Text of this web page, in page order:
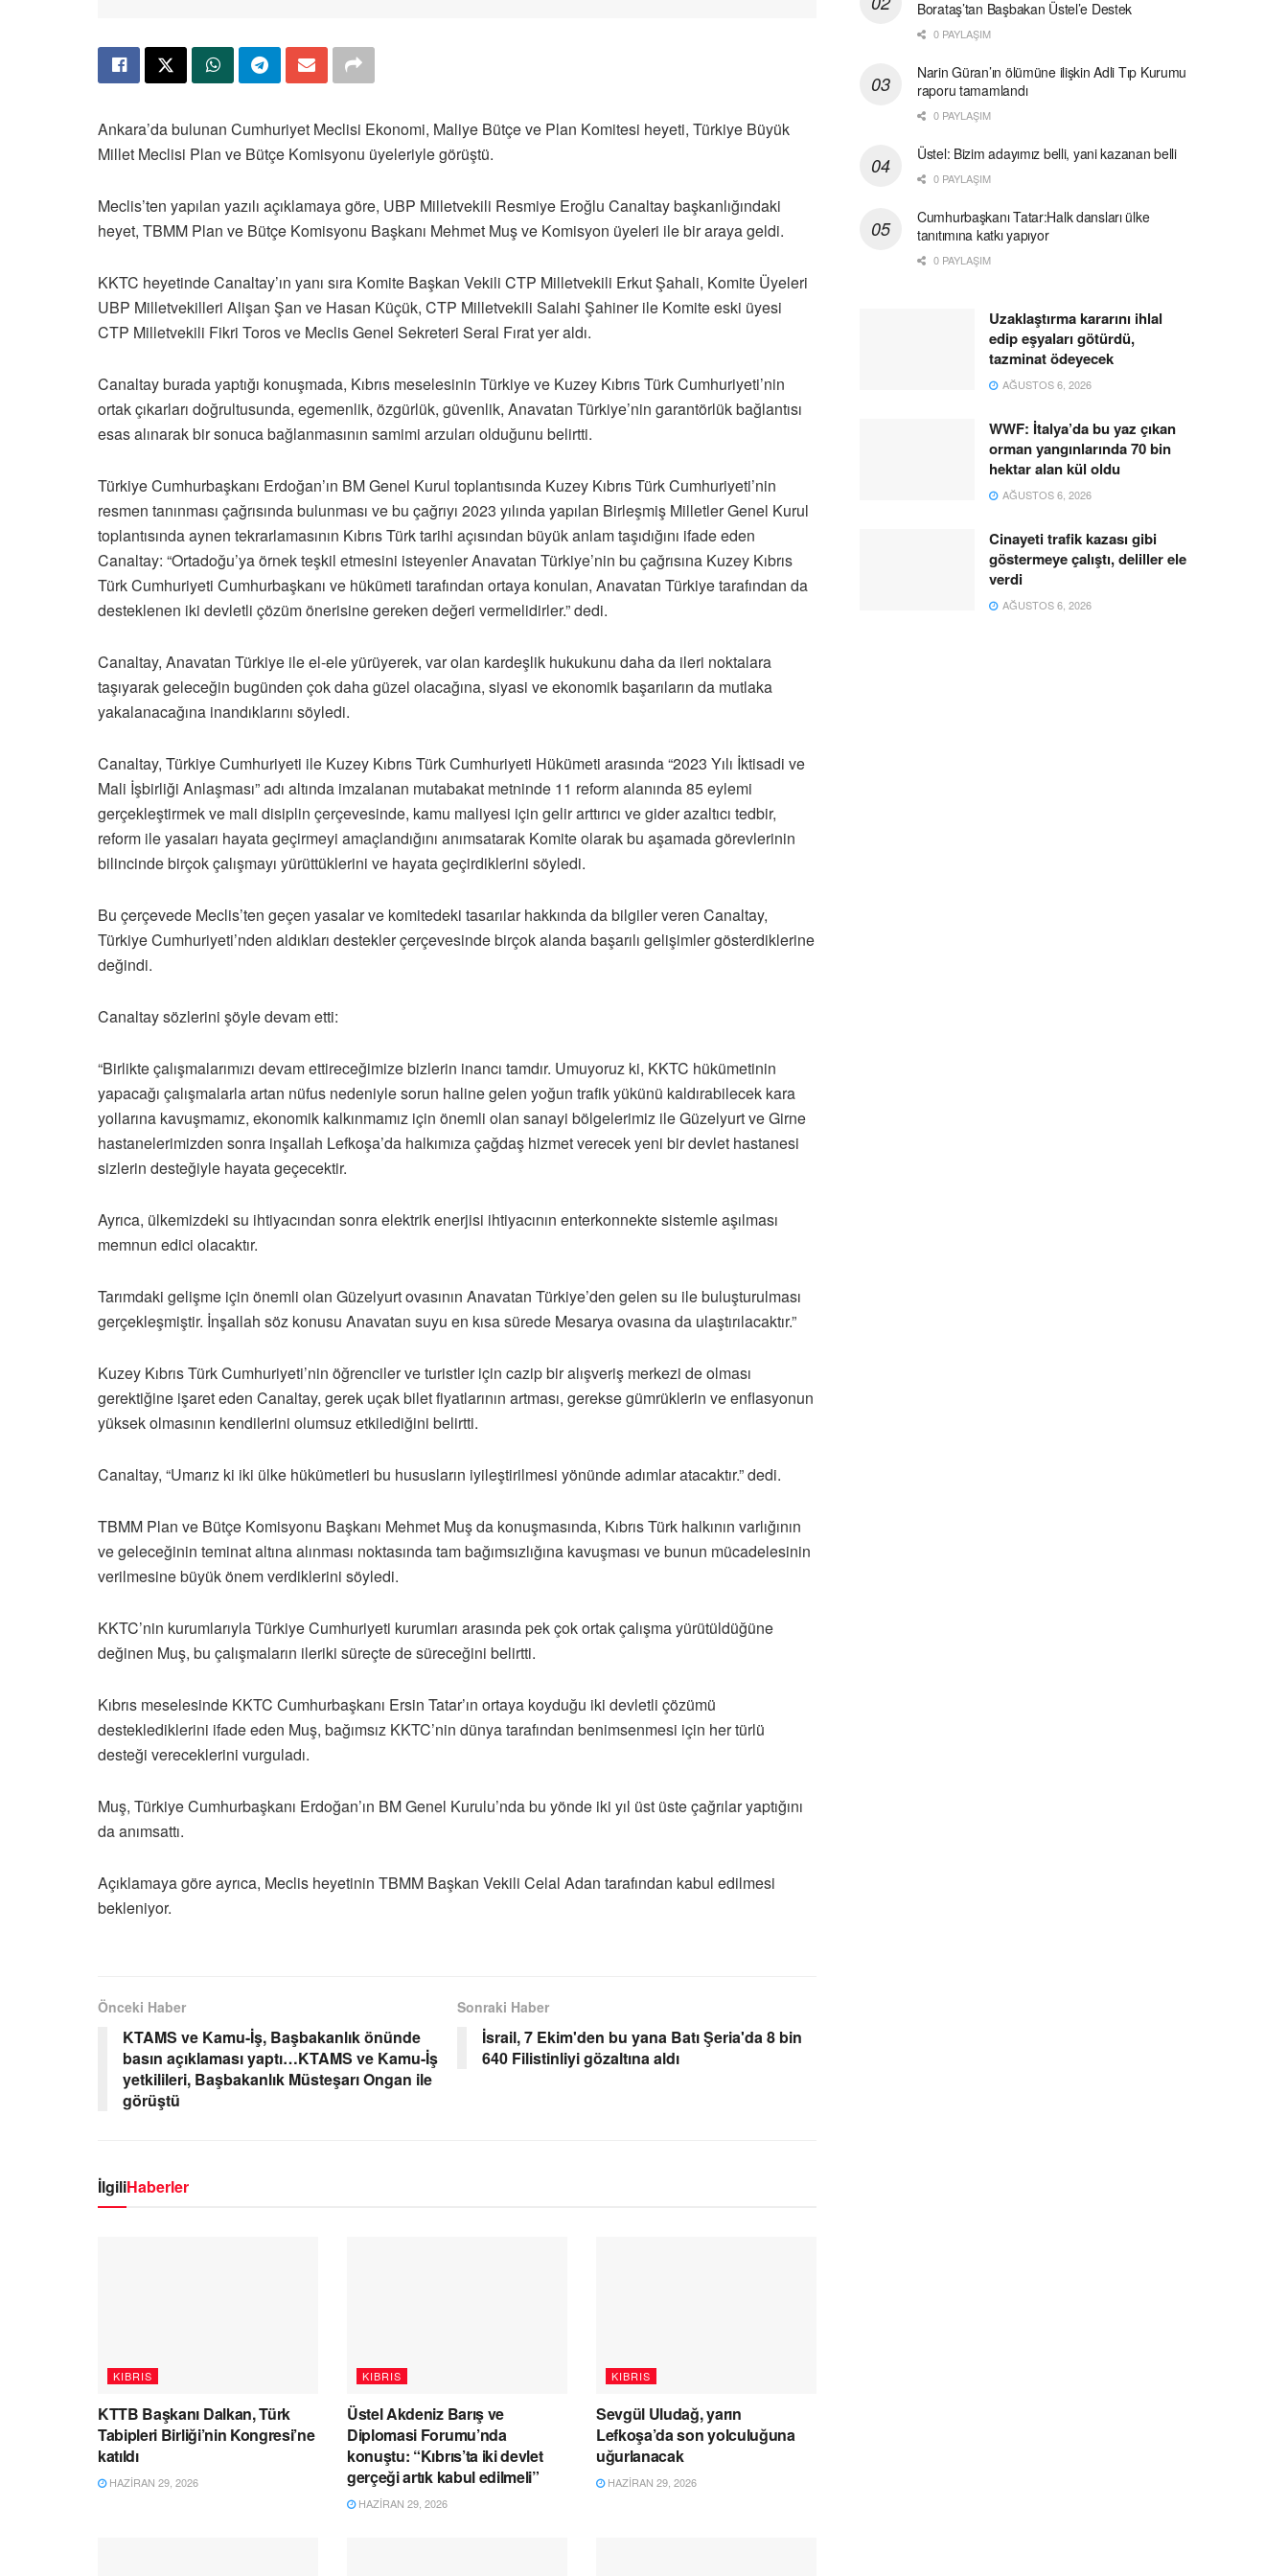
Ankara’da bulunan Cumhuriyet Meclisi Ekonomi, Maliye Bütçe ve Plan Komitesi heyeti, Türkiye Büyük
Millet Meclisi Plan ve Bütçe Komisyonu üyeleriyle görüştü.
Meclis’ten yapılan yazılı açıklamaya göre, UBP Milletvekili Resmiye Eroğlu Canaltay başkanlığındaki
heyet, TBMM Plan ve Bütçe Komisyonu Başkanı Mehmet Muş ve Komisyon üyeleri ile bir araya geldi.
KKTC heyetinde Canaltay’ın yanı sıra Komite Başkan Vekili CTP Milletvekili Erkut Şahali, Komite Üyeleri
UBP Milletvekilleri Alişan Şan ve Hasan Küçük, CTP Milletvekili Salahi Şahiner ile Komite eski üyesi
CTP Milletvekili Fikri Toros ve Meclis Genel Sekreteri Seral Fırat yer aldı.
Canaltay burada yaptığı konuşmada, Kıbrıs meselesinin Türkiye ve Kuzey Kıbrıs Türk Cumhuriyeti’nin
ortak çıkarları doğrultusunda, egemenlik, özgürlük, güvenlik, Anavatan Türkiye’nin garantörlük bağlantısı
esas alınarak bir sonuca bağlanmasının samimi arzuları olduğunu belirtti.
Türkiye Cumhurbaşkanı Erdoğan’ın BM Genel Kurul toplantısında Kuzey Kıbrıs Türk Cumhuriyeti’nin
resmen tanınması çağrısında bulunması ve bu çağrıyı 2023 yılında yapılan Birleşmiş Milletler Genel Kurul
toplantısında aynen tekrarlamasının Kıbrıs Türk tarihi açısından büyük anlam taşıdığını ifade eden
Canaltay: “Ortadoğu’ya örnek teşkil etmesini isteyenler Anavatan Türkiye’nin bu çağrısına Kuzey Kıbrıs
Türk Cumhuriyeti Cumhurbaşkanı ve hükümeti tarafından ortaya konulan, Anavatan Türkiye tarafından da
desteklenen iki devletli çözüm önerisine gereken değeri vermelidirler.” dedi.
Canaltay, Anavatan Türkiye ile el-ele yürüyerek, var olan kardeşlik hukukunu daha da ileri noktalara
taşıyarak geleceğin bugünden çok daha güzel olacağına, siyasi ve ekonomik başarıların da mutlaka
yakalanacağına inandıklarını söyledi.
Canaltay, Türkiye Cumhuriyeti ile Kuzey Kıbrıs Türk Cumhuriyeti Hükümeti arasında “2023 Yılı İktisadi ve
Mali İşbirliği Anlaşması” adı altında imzalanan mutabakat metninde 11 reform alanında 85 eylemi
gerçekleştirmek ve mali disiplin çerçevesinde, kamu maliyesi için gelir arttırıcı ve gider azaltıcı tedbir,
reform ile yasaları hayata geçirmeyi amaçlandığını anımsatarak Komite olarak bu aşamada görevlerinin
bilincinde birçok çalışmayı yürüttüklerini ve hayata geçirdiklerini söyledi.
Bu çerçevede Meclis’ten geçen yasalar ve komitedeki tasarılar hakkında da bilgiler veren Canaltay,
Türkiye Cumhuriyeti’nden aldıkları destekler çerçevesinde birçok alanda başarılı gelişimler gösterdiklerine
değindi.
Canaltay sözlerini şöyle devam etti:
“Birlikte çalışmalarımızı devam ettireceğimize bizlerin inancı tamdır. Umuyoruz ki, KKTC hükümetinin
yapacağı çalışmalarla artan nüfus nedeniyle sorun haline gelen yoğun trafik yükünü kaldırabilecek kara
yollarına kavuşmamız, ekonomik kalkınmamız için önemli olan sanayi bölgelerimiz ile Güzelyurt ve Girne
hastanelerimizden sonra inşallah Lefkoşa’da halkımıza çağdaş hizmet verecek yeni bir devlet hastanesi
sizlerin desteğiyle hayata geçecektir.
Ayrıca, ülkemizdeki su ihtiyacından sonra elektrik enerjisi ihtiyacının enterkonnekte sistemle aşılması
memnun edici olacaktır.
Tarımdaki gelişme için önemli olan Güzelyurt ovasının Anavatan Türkiye’den gelen su ile buluşturulması
gerçekleşmiştir. İnşallah söz konusu Anavatan suyu en kısa sürede Mesarya ovasına da ulaştırılacaktır.”
Kuzey Kıbrıs Türk Cumhuriyeti’nin öğrenciler ve turistler için cazip bir alışveriş merkezi de olması
gerektiğine işaret eden Canaltay, gerek uçak bilet fiyatlarının artması, gerekse gümrüklerin ve enflasyonun
yüksek olmasının kendilerini olumsuz etkilediğini belirtti.
Canaltay, “Umarız ki iki ülke hükümetleri bu hususların iyileştirilmesi yönünde adımlar atacaktır.” dedi.
TBMM Plan ve Bütçe Komisyonu Başkanı Mehmet Muş da konuşmasında, Kıbrıs Türk halkının varlığının
ve geleceğinin teminat altına alınması noktasında tam bağımsızlığına kavuşması ve bunun mücadelesinin
verilmesine büyük önem verdiklerini söyledi.
KKTC’nin kurumlarıyla Türkiye Cumhuriyeti kurumları arasında pek çok ortak çalışma yürütüldüğüne
değinen Muş, bu çalışmaların ileriki süreçte de süreceğini belirtti.
Kıbrıs meselesinde KKTC Cumhurbaşkanı Ersin Tatar’ın ortaya koyduğu iki devletli çözümü
desteklediklerini ifade eden Muş, bağımsız KKTC’nin dünya tarafından benimsenmesi için her türlü
desteği vereceklerini vurguladı.
Muş, Türkiye Cumhurbaşkanı Erdoğan’ın BM Genel Kurulu’nda bu yönde iki yıl üst üste çağrılar yaptığını
da anımsattı.
Açıklamaya göre ayrıca, Meclis heyetinin TBMM Başkan Vekili Celal Adan tarafından kabul edilmesi
bekleniyor.
Önceki Haber
KTAMS ve Kamu-İş, Başbakanlık önünde
basın açıklaması yaptı…KTAMS ve Kamu-İş
yetkilileri, Başbakanlık Müsteşarı Ongan ile
görüştü
Sonraki Haber
İsrail, 7 Ekim'den bu yana Batı Şeria'da 8 bin
640 Filistinliyi gözaltına aldı
İlgiliHaberler
KIBRIS
KTTB Başkanı Dalkan, Türk
Tabipleri Birliği’nin Kongresi’ne
katıldı
HAZIRAN 29, 2026
KIBRIS
Üstel Akdeniz Barış ve
Diplomasi Forumu’nda
konuştu: “Kıbrıs’ta iki devlet
gerçeği artık kabul edilmeli”
HAZIRAN 29, 2026
KIBRIS
Sevgül Uludağ, yarın
Lefkoşa’da son yolculuğuna
uğurlanacak
HAZIRAN 29, 2026
Borataş’tan Başbakan Üstel’e Destek
0 PAYLAŞIM
Narin Güran’ın ölümüne ilişkin Adli Tıp Kurumu
raporu tamamlandı
0 PAYLAŞIM
Üstel: Bizim adayımız belli, yani kazanan belli
0 PAYLAŞIM
Cumhurbaşkanı Tatar:Halk dansları ülke
tanıtımına katkı yapıyor
0 PAYLAŞIM
Uzaklaştırma kararını ihlal
edip eşyaları götürdü,
tazminat ödeyecek
AĞUSTOS 6, 2026
WWF: İtalya’da bu yaz çıkan
orman yangınlarında 70 bin
hektar alan kül oldu
AĞUSTOS 6, 2026
Cinayeti trafik kazası gibi
göstermeye çalıştı, deliller ele
verdi
AĞUSTOS 6, 2026